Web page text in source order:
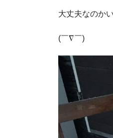
大丈夫なのか
(￣∇￣)